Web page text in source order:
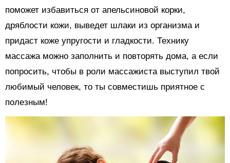
поможет избавиться от апельсиновой корки,
дряблости кожи, выведет шлаки из организма и
придаст коже упругости и гладкости. Технику
массажа можно заполнить и повторять дома, а если
попросить, чтобы в роли массажиста выступил твой
любимый человек, то ты совместишь приятное с
полезным!